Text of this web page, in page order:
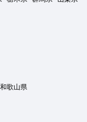
和歌山県